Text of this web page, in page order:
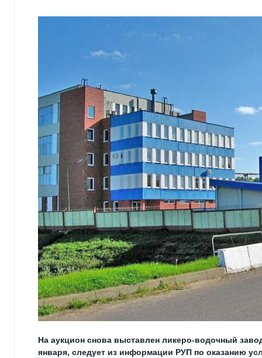
На аукцион снова выставлен ликеро-водочный
января, следует из информации РУП по оказанию